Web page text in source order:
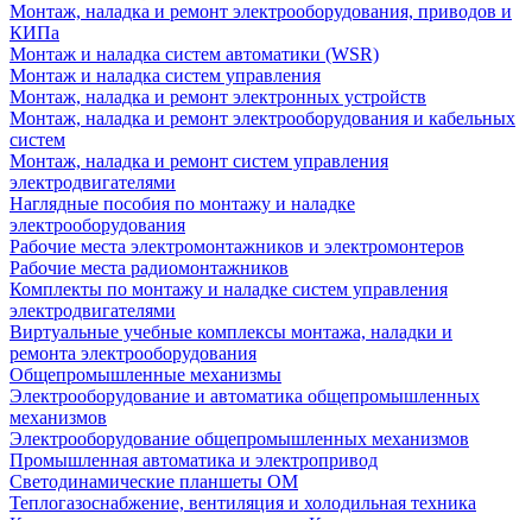
Монтаж, наладка и ремонт электрооборудования, приводов и
КИПа
Монтаж и наладка систем автоматики (WSR)
Монтаж и наладка систем управления
Монтаж, наладка и ремонт электронных устройств
Монтаж, наладка и ремонт электрооборудования и кабельных
систем
Монтаж, наладка и ремонт систем управления
электродвигателями
Наглядные пособия по монтажу и наладке
электрооборудования
Рабочие места электромонтажников и электромонтеров
Рабочие места радиомонтажников
Комплекты по монтажу и наладке систем управления
электродвигателями
Виртуальные учебные комплексы монтажа, наладки и
ремонта электрооборудования
Общепромышленные механизмы
Электрооборудование и автоматика общепромышленных
механизмов
Электрооборудование общепромышленных механизмов
Промышленная автоматика и электропривод
Светодинамические планшеты ОМ
Теплогазоснабжение, вентиляция и холодильная техника